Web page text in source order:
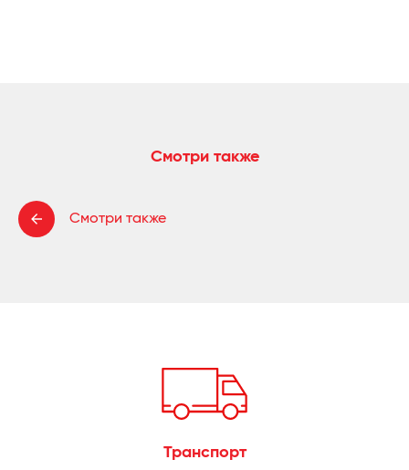
Смотри также
Смотри также
Транспорт